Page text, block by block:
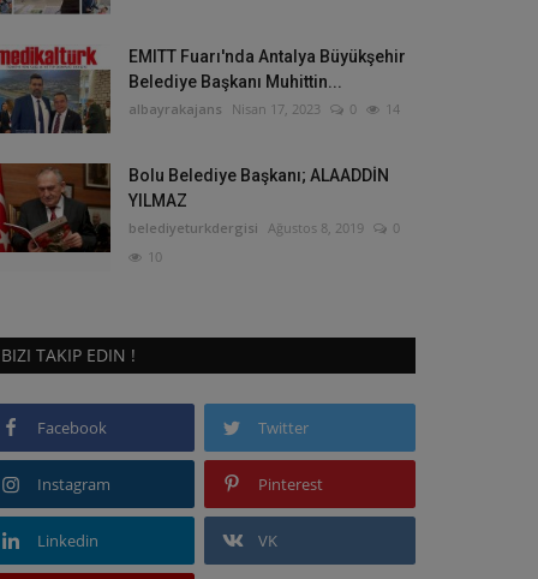
EMITT Fuarı'nda Antalya Büyükşehir
Belediye Başkanı Muhittin...
albayrakajans Nisan 17, 2023 0 14
Bolu Belediye Başkanı; ALAADDİN
YILMAZ
belediyeturkdergisi Ağustos 8, 2019
0
10
BIZI TAKIP EDIN !
Facebook Twitter
Instagram Pinterest
Linkedin VK